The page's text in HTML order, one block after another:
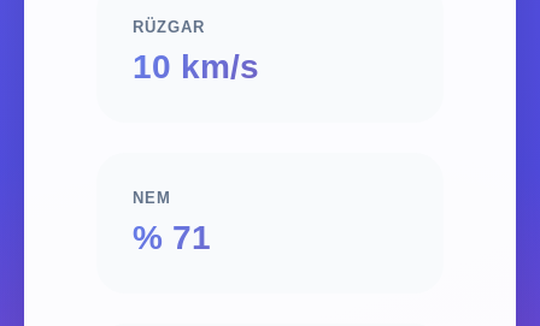
RÜZGAR
10 km/s
NEM
% 71